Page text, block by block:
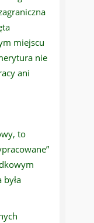
miejscu
nie
ani
to